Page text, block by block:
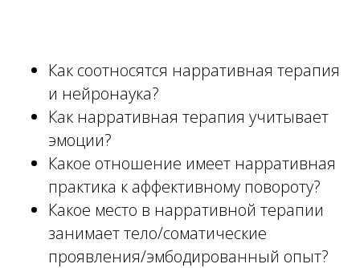
Как соотносятся нарративная терапия
и нейронаука?
Как нарративная терапия учитывает
эмоции?
Какое отношение имеет нарративная
практика к аффективному повороту?
Какое место в нарративной терапии
занимает тело/соматические
проявления/эмбодированный опыт?